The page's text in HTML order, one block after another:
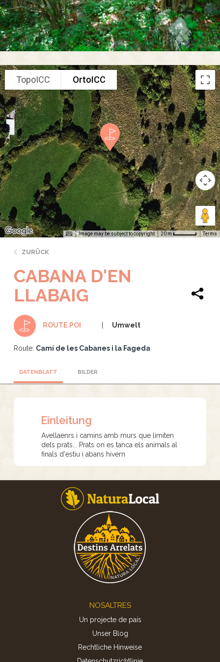
TopoICC OrtoICC
Image may be subject to copyright 20 m Terms
ZURÜCK
CABANA D'EN
LLABAIG
ROUTE POI Umwelt
Route: Camí de les Cabanes i la Fageda
DATENBLATT BILDER
Einleitung
Avellaenrs i camins amb murs que limiten
dels prats... Prats on es tanca els animals al
finals d'estiu i abans hivern
NOSALTRES
Un projecte de país
Unser Blog
Rechtliche Hinweise